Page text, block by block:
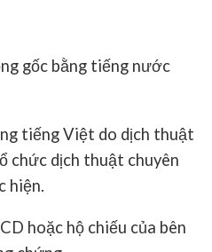
gốc bằng tiếng nước
tiếng Việt do dịch thuật
chức dịch thuật chuyên
hiện.
hoặc hộ chiếu của bên